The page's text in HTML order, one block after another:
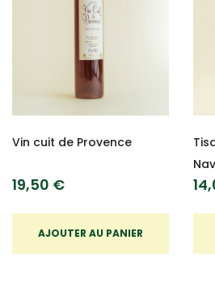
Vin cuit de Provence
19,50 €
AJOUTER AU PANIER